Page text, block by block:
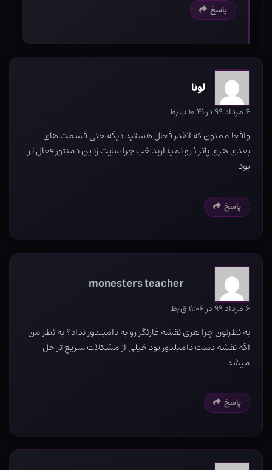
پاسخ
لونا
۶ مرداد ۹۹ در ۱۰:۴۱ ب٫ظ
واقعا ممنون که انقدر فعال هستید دیگه حتی قسمت های
بعدی هری پاتر ۱ رو نمیذارید خب چرا سایت زدین دمنتور فعال تر
بود
پاسخ
monesters teacher
۶ مرداد ۹۹ در ۱۱:۰۶ ق٫ظ
به نظرتون چرا هری نقشه غارتگر رو به دامبلدور نداد؟ به نظر من
اگه نقشه دست دامبلدور بود خیلی از مشکلات سریع تر حل
میشد
پاسخ